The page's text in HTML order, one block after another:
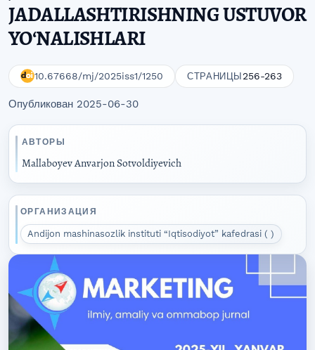
JADALLASHTIRISHNING USTUVOR
YOʻNALISHLARI
10.67668/mj/2025iss1/1250 СТРАНИЦЫ256-263
Опубликован 2025-06-30
АВТОРЫ
Mallaboyev Anvarjon Sotvoldiyevich
ОРГАНИЗАЦИЯ
Andijon mashinasozlik instituti “Iqtisodiyot” kafedrasi ( )